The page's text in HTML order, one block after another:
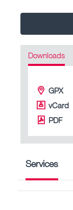
Downloads
GPX
vCard
PDF
Services